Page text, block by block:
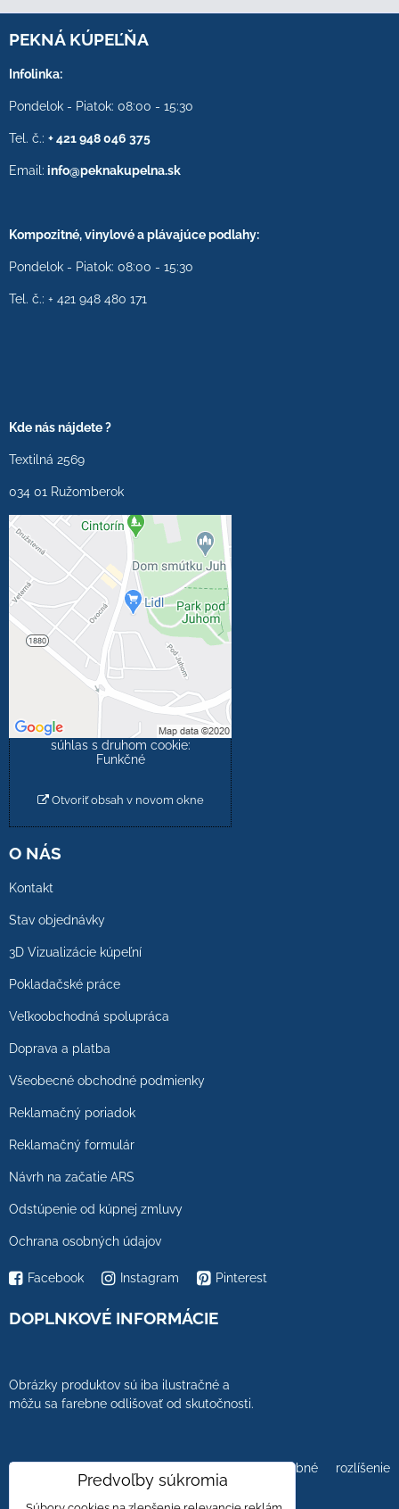
PEKNÁ KÚPEĽŇA
Infolinka:
Pondelok - Piatok: 08:00 - 15:30
Tel. č.: + 421 948 046 375
Email: info@peknakupelna.sk
Kompozitné, vinylové a plávajúce podlahy:
Pondelok - Piatok: 08:00 - 15:30
Tel. č.: + 421 948 480 171
Kde nás nájdete ?
Textilná 2569
034 01 Ružomberok
Externý obsah je
blokovaný Voľbami
súkromia
Prajete si načítať externý
obsah?
Povoliť tentokrát
Povoliť a zapamätať -
súhlas s druhom cookie:
Funkčné
Otvoriť obsah v novom okne
O NÁS
Kontakt
Stav objednávky
3D Vizualizácie kúpeľní
Pokladačské práce
Veľkoobchodná spolupráca
Doprava a platba
Všeobecné obchodné podmienky
Reklamačný poriadok
Reklamačný formulár
Návrh na začatie ARS
Odstúpenie od kúpnej zmluvy
Ochrana osobných údajov
Facebook Instagram Pinterest
DOPLNKOVÉ INFORMÁCIE
Obrázky produktov sú iba ilustračné a
môžu sa farebne odlišovať od skutočnosti.
Farebnosť obrázkov tiež ovplyvňuje farebné rozlíšenie
zobrazovacej jednotky.Predvoľby súkromia